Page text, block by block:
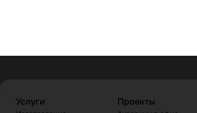
Услуги Проекты